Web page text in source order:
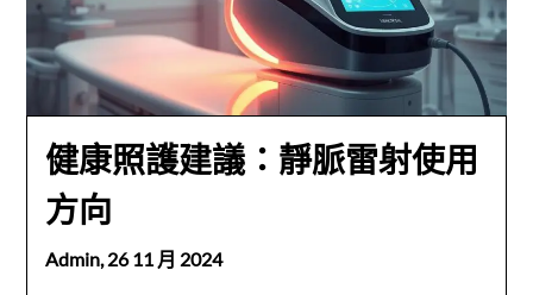
健康照護建議：靜脈雷射使用
方向
Admin,26 11 月 2024